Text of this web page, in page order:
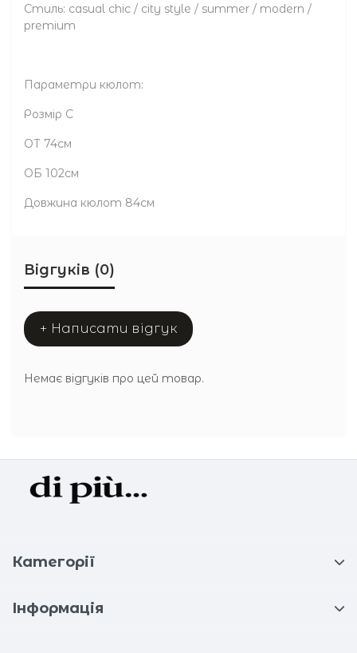
Стиль: casual chic / city style / summer / modern /
premium
Параметри кюлот:
Розмір С
ОТ 74см
ОБ 102см
Довжина кюлот 84см
Відгуків (0)
+ Написати відгук
Немає відгуків про цей товар.
Категорії
Інформація